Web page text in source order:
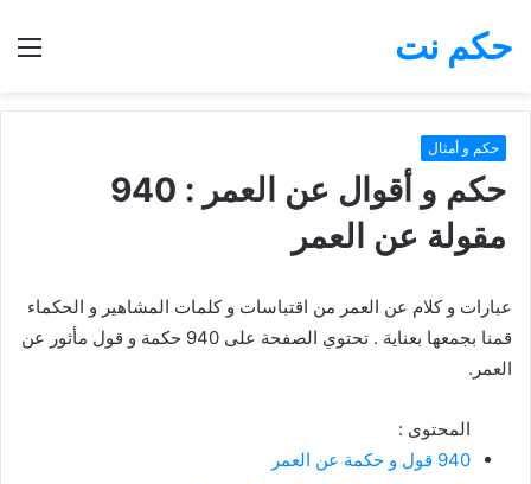
بحث
حكم نت
حكم و أمثال
حكم و أقوال عن العمر : 940
مقولة عن العمر
عبارات و كلام عن العمر من اقتباسات و كلمات المشاهير و الحكماء
قمنا بجمعها بعناية . تحتوي الصفحة على 940 حكمة و قول مأثور عن
العمر.
المحتوى :
940 قول و حكمة عن العمر